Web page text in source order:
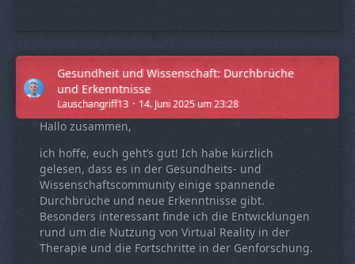
Gesundheit und Wissenschaft: Durchbrüche
und Erkenntnisse
Lauschangriff13 14. Juni 2025 um 23:28
Hallo zusammen,
ich hoffe, euch geht’s gut! Ich habe kürzlich
gelesen, dass es in der Gesundheits- und
Wissenschaftscommunity einige spannende
Durchbrüche und neue Erkenntnisse gibt.
Besonders interessant finde ich die Entwicklungen
rund um die Nutzung von Virtual Reality in der
Therapie und die Fortschritte in der Genforschung.